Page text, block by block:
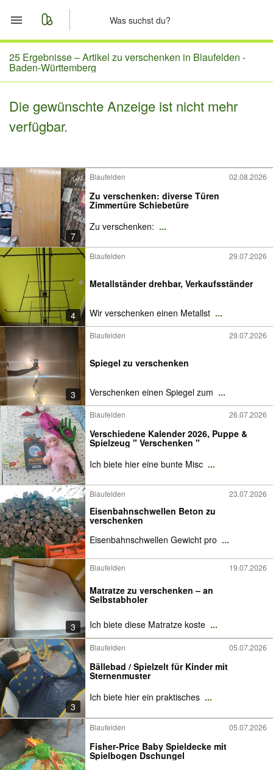
Start
Merkliste
Nachrichten
25 Ergebnisse –Artikel zu verschenken in Blaufelden -
Baden-Württemberg
Die gewünschte Anzeige ist nicht mehr
verfügbar.
7
Blaufelden 02.08.2026
Zu verschenken: diverse Türen
Zimmertüre Schiebetüre
Zu verschenken: ...
4
Blaufelden 29.07.2026
Metallständer drehbar, Verkaufsständer
Wir verschenken einen Metallst ...
3
Blaufelden 29.07.2026
Spiegel zu verschenken
Verschenken einen Spiegel zum ...
Blaufelden 26.07.2026
Verschiedene Kalender 2026, Puppe &
Spielzeug " Verschenken "
Ich biete hier eine bunte Misc ...
Blaufelden 23.07.2026
Eisenbahnschwellen Beton zu
verschenken
Eisenbahnschwellen Gewicht pro ...
3
Blaufelden 19.07.2026
Matratze zu verschenken – an
Selbstabholer
Ich biete diese Matratze koste ...
3
Blaufelden 05.07.2026
Bällebad / Spielzelt für Kinder mit
Sternenmuster
Ich biete hier ein praktisches ...
Blaufelden 05.07.2026
Fisher-Price Baby Spieldecke mit
Spielbogen Dschungel